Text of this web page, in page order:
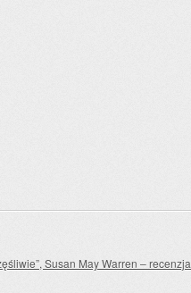
Susan May Warren – recenzja